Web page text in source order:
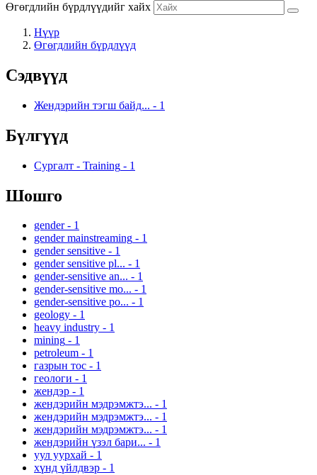
Өгөгдлийн бүрдлүүдийг хайх
Нүүр
Өгөгдлийн бүрдлүүд
Сэдвүүд
Жендэрийн тэгш байд... - 1
Бүлгүүд
Сургалт - Training - 1
Шошго
gender - 1
gender mainstreaming - 1
gender sensitive - 1
gender sensitive pl... - 1
gender-sensitive an... - 1
gender-sensitive mo... - 1
gender-sensitive po... - 1
geology - 1
heavy industry - 1
mining - 1
petroleum - 1
газрын тос - 1
геологи - 1
жендэр - 1
жендэрийн мэдрэмжтэ... - 1
жендэрийн мэдрэмжтэ... - 1
жендэрийн мэдрэмжтэ... - 1
жендэрийн үзэл бари... - 1
уул уурхай - 1
хүнд үйлдвэр - 1